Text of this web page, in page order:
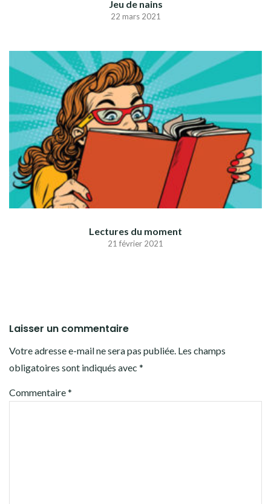
Jeu de nains
22 mars 2021
Lectures du moment
21 février 2021
Laisser un commentaire
Votre adresse e-mail ne sera pas publiée. Les champs
obligatoires sont indiqués avec *
Commentaire*